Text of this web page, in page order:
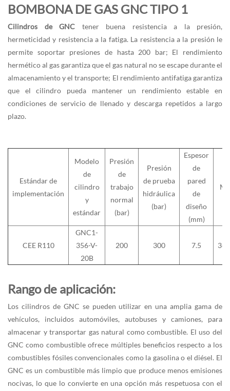
BOMBONA DE GAS GNC TIPO 1
Cilindros de GNC tener buena resistencia a la presión,
hermeticidad y resistencia a la fatiga. La resistencia a la presión le
permite soportar presiones de hasta 200 bar; El rendimiento
hermético al gas garantiza que el gas natural no se escape durante el
almacenamiento y el transporte; El rendimiento antifatiga garantiza
que el cilindro pueda mantener un rendimiento estable en
condiciones de servicio de llenado y descarga repetidos a largo
plazo.
Estándar de
implementación
Modelo
de
cilindro
y
estándar
Presión
de
trabajo
normal
(bar)
Presión
de prueba
hidráulica
(bar)
Espesor
de
pared
de
diseño
(mm)
CEE R110
GNC1-
356-V-
20B
200 300 7.5
Rango de aplicación:
Los cilindros de GNC se pueden utilizar en una amplia gama de
vehículos, incluidos automóviles, autobuses y camiones, para
almacenar y transportar gas natural como combustible. El uso del
GNC como combustible ofrece múltiples beneficios respecto a los
combustibles fósiles convencionales como la gasolina o el diésel. El
GNC es un combustible más limpio que produce menos emisiones
nocivas, lo que lo convierte en una opción más respetuosa con el